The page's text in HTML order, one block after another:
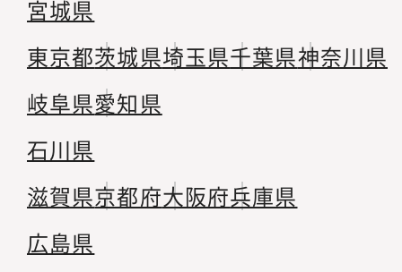
宮城県
東京都茨城県埼玉県千葉県神奈川県
岐阜県愛知県
石川県
滋賀県京都府大阪府兵庫県
広島県